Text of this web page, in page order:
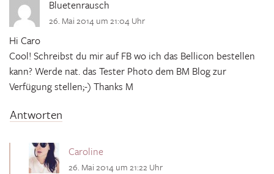
Bluetenrausch
26. Mai 2014 um 21:04 Uhr
Hi Caro
Cool! Schreibst du mir auf FB wo ich das Bellicon bestellen
kann? Werde nat. das Tester Photo dem BM Blog zur
Verfügung stellen;-) Thanks M
Antworten
Caroline
26. Mai 2014 um 21:22 Uhr